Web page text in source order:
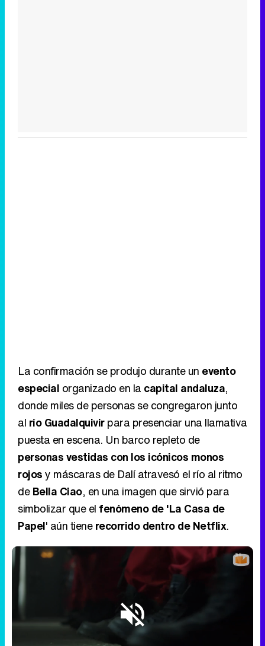
La confirmación se produjo durante un evento
especial organizado en la capital andaluza,
donde miles de personas se congregaron junto
al río Guadalquivirpara presenciar una llamativa
puesta en escena. Un barco repleto de
personas vestidas con los icónicos monos
rojosy máscaras de Dalí atravesó el río al ritmo
deBella Ciao, en una imagen que sirvió para
simbolizar que el fenómeno de 'La Casa de
Papel' aún tienerecorrido dentro de Netflix.